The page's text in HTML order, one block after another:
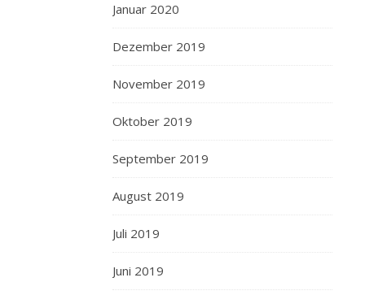
Januar 2020
Dezember 2019
November 2019
Oktober 2019
September 2019
August 2019
Juli 2019
Juni 2019